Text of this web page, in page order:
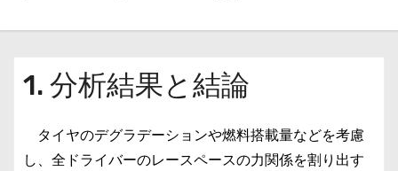
1. 分析結果と結論
タイヤのデグラデーションや燃料搭載量などを考慮
し、全ドライバーのレースペースの力関係を割り出す